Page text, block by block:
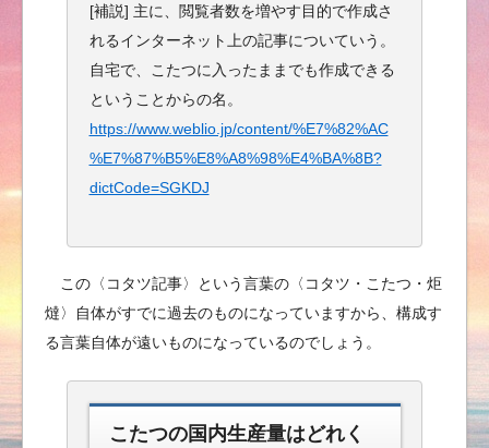
[補説] 主に、閲覧者数を増やす目的で作成さ
れるインターネット上の記事についていう。
自宅で、こたつに入ったままでも作成できる
ということからの名。
https://www.weblio.jp/content/%E7%82%AC
%E7%87%B5%E8%A8%98%E4%BA%8B?
dictCode=SGKDJ
この〈コタツ記事〉という言葉の〈コタツ・こたつ・炬
燵〉自体がすでに過去のものになっていますから、構成す
る言葉自体が遠いものになっているのでしょう。
こたつの国内生産量はどれく